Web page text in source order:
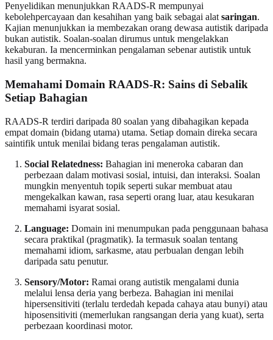
Penyelidikan menunjukkan RAADS‑R mempunyai
kebolehpercayaan dan kesahihan yang baik sebagai alat saringan.
Kajian menunjukkan ia membezakan orang dewasa autistik daripada
bukan autistik. Soalan‑soalan dirumus untuk mengelakkan
kekaburan. Ia mencerminkan pengalaman sebenar autistik untuk
hasil yang bermakna.
Memahami Domain RAADS‑R: Sains di Sebalik
Setiap Bahagian
RAADS‑R terdiri daripada 80 soalan yang dibahagikan kepada
empat domain (bidang utama) utama. Setiap domain direka secara
saintifik untuk menilai bidang teras pengalaman autistik.
Social Relatedness: Bahagian ini meneroka cabaran dan
perbezaan dalam motivasi sosial, intuisi, dan interaksi. Soalan
mungkin menyentuh topik seperti sukar membuat atau
mengekalkan kawan, rasa seperti orang luar, atau kesukaran
memahami isyarat sosial.
Language: Domain ini menumpukan pada penggunaan bahasa
secara praktikal (pragmatik). Ia termasuk soalan tentang
memahami idiom, sarkasme, atau perbualan dengan lebih
daripada satu penutur.
Sensory/Motor: Ramai orang autistik mengalami dunia
melalui lensa deria yang berbeza. Bahagian ini menilai
hipersensitiviti (terlalu terdedah kepada cahaya atau bunyi) atau
hiposensitiviti (memerlukan rangsangan deria yang kuat), serta
perbezaan koordinasi motor.